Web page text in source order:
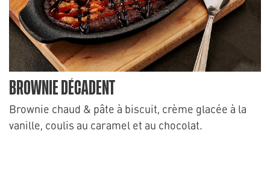
BROWNIE DÉCADENT
Brownie chaud & pâte à biscuit, crème glacée à la
vanille, coulis au caramel et au chocolat.